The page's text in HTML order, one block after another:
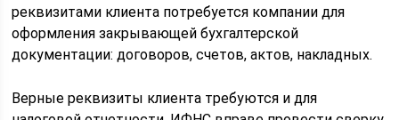
реквизитами клиента потребуется компании для
оформления закрывающей бухгалтерской
документации: договоров, счетов, актов, накладных.
Верные реквизиты клиента требуются и для